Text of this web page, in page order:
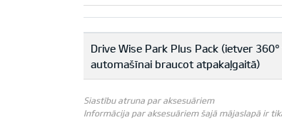
Drive Wise Park Plus Pack (ietver
automašīnai braucot atpakaļgaitā)
Siastību atruna par aksesuāriem
Informācija par aksesuāriem šajā mājaslapā ir